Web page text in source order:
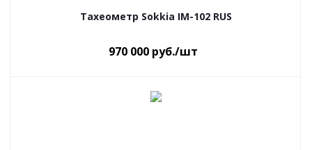
Тахеометр Sokkia IM-102 RUS
970 000 руб./шт